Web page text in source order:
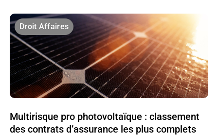
Droit Affaires
Multirisque pro photovoltaïque : classement
des contrats d’assurance les plus complets